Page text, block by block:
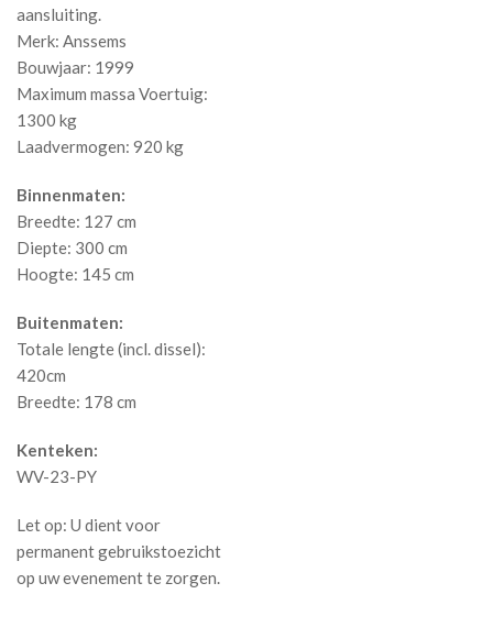
aansluiting.
Merk: Anssems
Bouwjaar: 1999
Maximum massa Voertuig:
1300 kg
Laadvermogen: 920 kg
Binnenmaten:
Breedte: 127 cm
Diepte: 300 cm
Hoogte: 145 cm
Buitenmaten:
Totale lengte (incl. dissel):
420cm
Breedte: 178 cm
Kenteken:
WV-23-PY